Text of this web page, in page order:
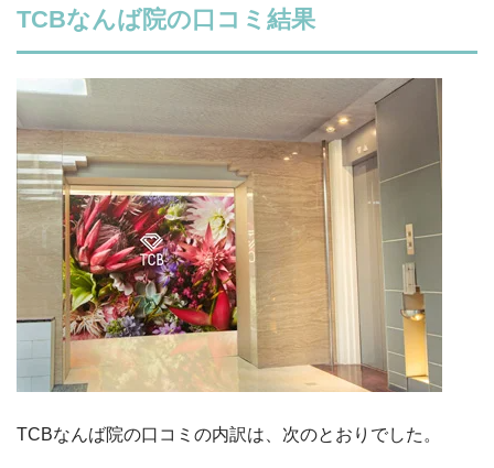
TCBなんば院の口コミ結果
TCBなんば院の口コミの内訳は、次のとおりでした。